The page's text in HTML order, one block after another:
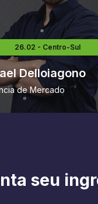
26.02 - Centro-Sul
Delloiagono
de Mercado
seu